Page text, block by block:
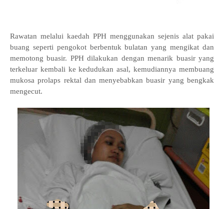
Rawatan melalui kaedah PPH menggunakan sejenis alat pakai
buang seperti pengokot berbentuk bulatan yang mengikat dan
memotong buasir. PPH dilakukan dengan menarik buasir yang
terkeluar kembali ke kedudukan asal, kemudiannya membuang
mukosa prolaps rektal dan menyebabkan buasir yang bengkak
mengecut.